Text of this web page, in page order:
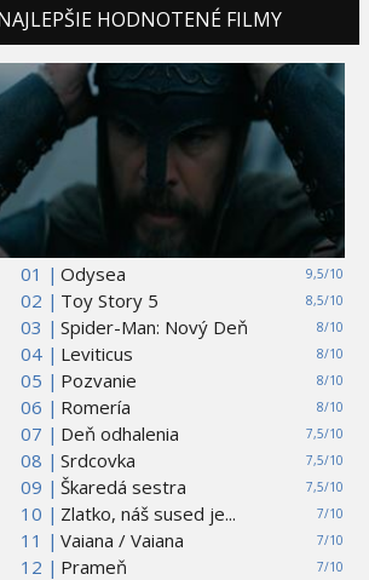
HODNOTENÉ FILMY
01 | 9,5/10
Odysea
02 |
8,5/10
Toy Story 5
03 |
8/10
Spider-Man: Nový Deň
04 |
8/10
Leviticus
05 |
8/10
Pozvanie
06 |
8/10
Romería
07 |
7,5/10
Deň odhalenia
08 |
7,5/10
Srdcovka
09 |
7,5/10
Škaredá sestra
10 |
7/10
Zlatko, náš sused je...
11 |
7/10
Vaiana / Vaiana
12 |
7/10
Prameň